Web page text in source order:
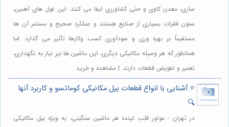
سازی، معدن کاوی و حتی کشاورزی ایفا می کنند. این غول های آهنین،
ستون فقرات بسیاری از صنایع هستند و عملکرد صحیح و مستمر آن ها
مستقیماً بر بهره وری و سودآوری کسب وکارها تأثیر می گذارد. اما
همانطور که هر وسیله مکانیکی دیگری، این ماشین ها نیز نیاز به نگهداری،
تعمیر و تعویض قطعات دارند. | مشاهده و خرید
⭐️ آشنایی با انواع قطعات بیل مکانیکی کوماتسو و کاربرد آنها
🔍
در تهران - موتور قلب تپنده هر ماشین سنگینی، به ویژه بیل مکانیکی